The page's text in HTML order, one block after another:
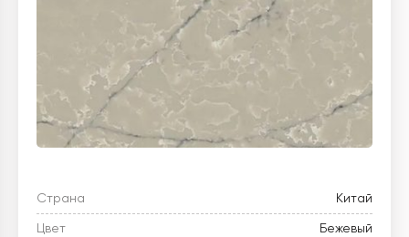
Страна Китай
Цвет Бежевый